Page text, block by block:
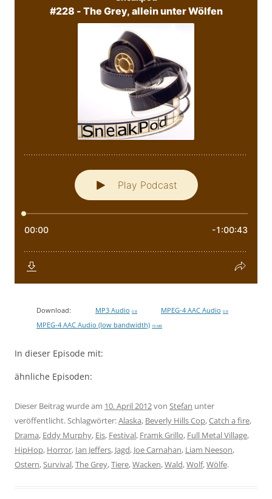
Download: MP3 Audio 0 B MPEG-4 AAC Audio 0 B
MPEG-4 AAC Audio (low bandwidth) 19 MB
In dieser Episode mit:
ähnliche Episoden:
Dieser Beitrag wurde am 10. April 2012von Stefan unter
veröffentlicht. Schlagwörter:Alaska, Beverly Hills Cop,Catch a fire,
Drama, Eddy Murphy, Eis, Festival, Framk Grillo, Full Metal Village,
HipHop, Horror, Ian Jeffers, Jagd, Joe Carnahan, Liam Neeson,
Ostern,Survival,The Grey,Tiere,Wacken,Wald,Wolf,Wölfe.